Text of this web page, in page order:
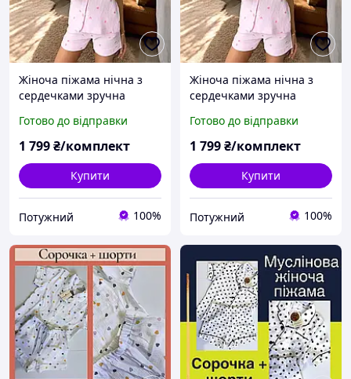
Жіноча піжама нічна з
сердечками зручна
шортами 50
Готово до відправки
1 799₴/комплект
Купити
Потужний 100%
Жіноча піжама нічна з
сердечками зручна
шортами 52
Готово до відправки
1 799₴/комплект
Купити
Потужний 100%